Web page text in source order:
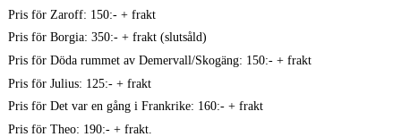
Pris för Zaroff: 150:- + frakt
Pris för Borgia: 350:- + frakt (slutsåld)
Pris för Döda rummet av Demervall/Skogäng: 150:- + frakt
Pris för Julius: 125:- + frakt
Pris för Det var en gång i Frankrike: 160:- + frakt
Pris för Theo: 190:- + frakt.